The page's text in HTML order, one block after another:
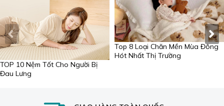
TOP 10 Nệm Tốt Cho Người Bị
Đau Lưng
Top 8 Loại Chăn Mền Mùa Đông
Hót Nhất Thị Trường